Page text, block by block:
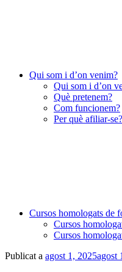
Qui som i d’on venim?
Qui som i d’on
Què pretenem?
Com funcionem?
Per què afiliar-se?
Cursos homologats de
Cursos
Cursos
Publicat a agost 1, 2025agost